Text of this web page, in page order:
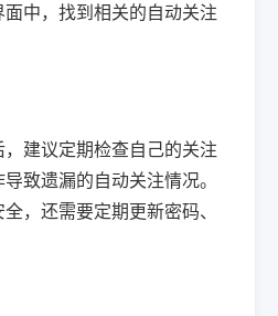
中，找到相关的自动关注
建议定期检查自己的关注
致遗漏的自动关注情况。
，还需要定期更新密码、